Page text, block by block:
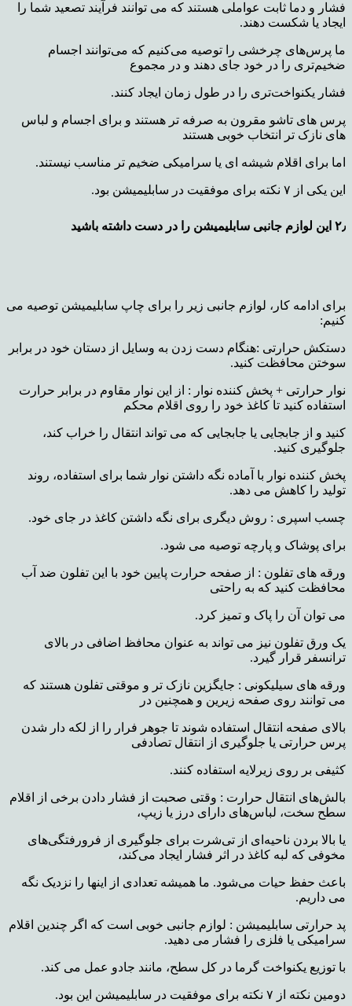
فشار و دما ثابت عواملی هستند که می توانند فرآیند تصعید شما را
ایجاد یا شکست دهند.
ما پرس‌های چرخشی را توصیه می‌کنیم که می‌توانند اجسام
ضخیم‌تری را در خود جای دهند و در مجموع
فشار یکنواخت‌تری را در طول زمان ایجاد کنند.
پرس های تاشو مقرون به صرفه تر هستند و برای اجسام و لباس
های نازک تر انتخاب خوبی هستند
اما برای اقلام شیشه ای یا سرامیکی ضخیم تر مناسب نیستند.
این یکی از ۷ نکته برای موفقیت در سابلیمیشن بود.
۲٫ این لوازم جانبی سابلیمیشن را در دست داشته باشید
برای ادامه کار، لوازم جانبی زیر را برای چاپ سابلیمیشن توصیه می
کنیم:
دستکش حرارتی :هنگام دست زدن به وسایل از دستان خود در برابر
سوختن محافظت کنید.
نوار حرارتی + پخش کننده نوار : از این نوار مقاوم در برابر حرارت
استفاده کنید تا کاغذ خود را روی اقلام محکم
کنید و از جابجایی یا جابجایی که می تواند انتقال را خراب کند،
جلوگیری کنید.
پخش کننده نوار با آماده نگه داشتن نوار شما برای استفاده، روند
تولید را کاهش می دهد.
چسب اسپری : روش دیگری برای نگه داشتن کاغذ در جای خود.
برای پوشاک و پارچه توصیه می شود.
ورقه های تفلون : از صفحه حرارت پایین خود با این تفلون ضد آب
محافظت کنید که به راحتی
می توان آن را پاک و تمیز کرد.
یک ورق تفلون نیز می تواند به عنوان محافظ اضافی در بالای
ترانسفر قرار گیرد.
ورقه های سیلیکونی : جایگزین نازک تر و موقتی تفلون هستند که
می توانند روی صفحه زیرین و همچنین در
بالای صفحه انتقال استفاده شوند تا جوهر فرار را از لکه دار شدن
پرس حرارتی یا جلوگیری از انتقال تصادفی
کثیفی بر روی زیرلایه استفاده کنند.
بالش‌های انتقال حرارت : وقتی صحبت از فشار دادن برخی از اقلام
سطح سخت، لباس‌های دارای درز یا زیپ،
یا بالا بردن ناحیه‌ای از تی‌شرت برای جلوگیری از فرورفتگی‌های
مخوفی که لبه کاغذ در اثر فشار ایجاد می‌کند،
باعث حفظ حیات می‌شود. ما همیشه تعدادی از اینها را نزدیک نگه
می داریم.
پد حرارتی سابلیمیشن : لوازم جانبی خوبی است که اگر چندین اقلام
سرامیکی یا فلزی را فشار می دهید.
با توزیع یکنواخت گرما در کل سطح، مانند جادو عمل می کند.
دومین نکته از ۷ نکته برای موفقیت در سابلیمیشن این بود.